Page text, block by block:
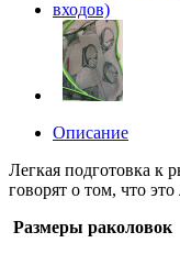
Описание
Легкая подготовка к
говорят о том, что
Размеры раколовок